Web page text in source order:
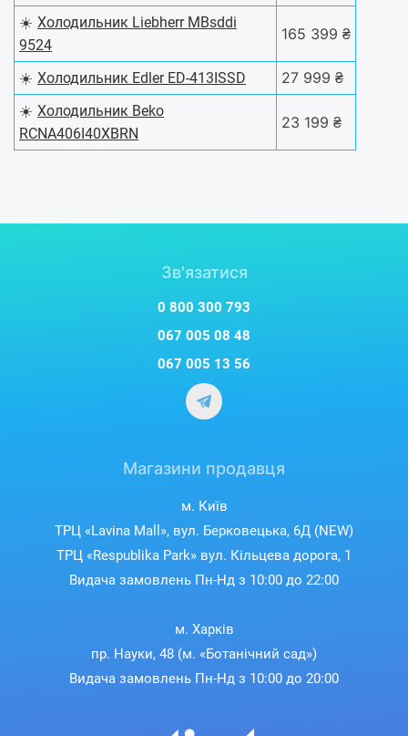
☀️ Холодильник Liebherr MBsddi
9524
165 399 ₴
☀️ Холодильник Edler ED-413ISSD
27 999 ₴
☀️ Холодильник Beko
RCNA406I40XBRN
23 199 ₴
Зв'язатися
0 800 300 793
067 005 08 48
067 005 13 56
Магазини продавця
м. Київ
ТРЦ «Lavina Mall», вул. Берковецька, 6Д (NEW)
ТРЦ «Respublika Park» вул. Кільцева дорога, 1
Видача замовлень Пн-Нд з 10:00 до 22:00
м. Харків
пр. Науки, 48 (м. «Ботанічний сад»)
Видача замовлень Пн-Нд з 10:00 до 20:00